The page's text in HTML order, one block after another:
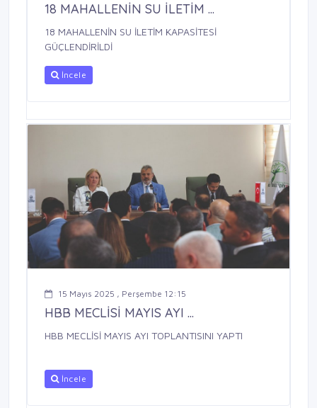
18 MAHALLENİN SU İLETİM ...
18 MAHALLENİN SU İLETİM KAPASİTESİ
GÜÇLENDİRİLDİ
İncele
15 Mayıs 2025 , Perşembe 12:15
HBB MECLİSİ MAYIS AYI ...
HBB MECLİSİ MAYIS AYI TOPLANTISINI YAPTI
İncele